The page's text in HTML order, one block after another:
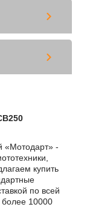
«Мотодарт» -
купить
по всей
10000